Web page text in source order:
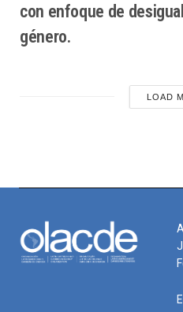
con enfoque de
género.
LOAD